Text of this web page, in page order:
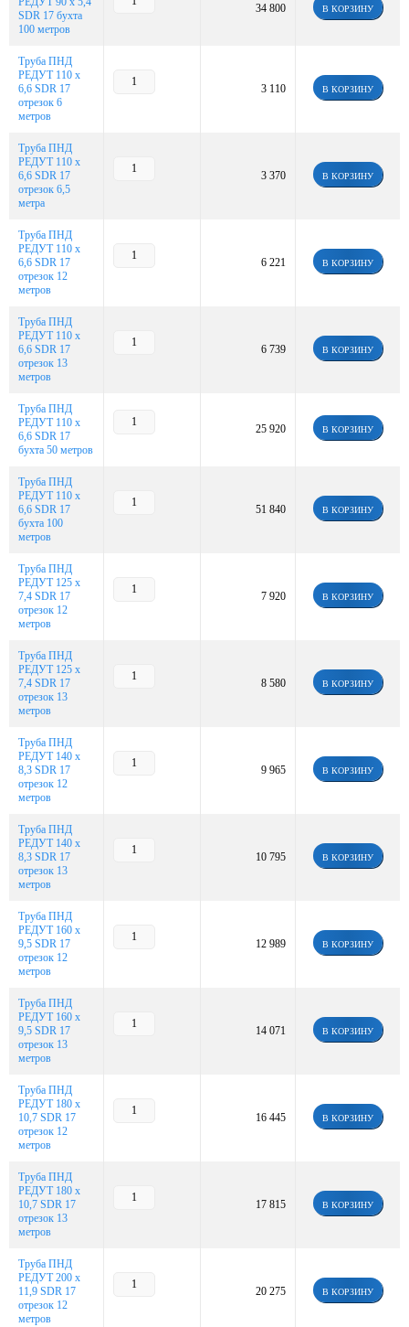
SDR 17 бухта
100 метров
34 800 В КОРЗИНУ
Труба ПНД
РЕДУТ 110 х
6,6 SDR 17
отрезок 6
метров
3 110 В КОРЗИНУ
Труба ПНД
РЕДУТ 110 х
6,6 SDR 17
отрезок 6,5
метра
3 370 В КОРЗИНУ
Труба ПНД
РЕДУТ 110 х
6,6 SDR 17
отрезок 12
метров
6 221 В КОРЗИНУ
Труба ПНД
РЕДУТ 110 х
6,6 SDR 17
отрезок 13
метров
6 739 В КОРЗИНУ
Труба ПНД
РЕДУТ 110 х
6,6 SDR 17
бухта 50 метров
25 920 В КОРЗИНУ
Труба ПНД
РЕДУТ 110 х
6,6 SDR 17
бухта 100
метров
51 840 В КОРЗИНУ
Труба ПНД
РЕДУТ 125 х
7,4 SDR 17
отрезок 12
метров
7 920 В КОРЗИНУ
Труба ПНД
РЕДУТ 125 х
7,4 SDR 17
отрезок 13
метров
8 580 В КОРЗИНУ
Труба ПНД
РЕДУТ 140 х
8,3 SDR 17
отрезок 12
метров
9 965 В КОРЗИНУ
Труба ПНД
РЕДУТ 140 х
8,3 SDR 17
отрезок 13
метров
10 795 В КОРЗИНУ
Труба ПНД
РЕДУТ 160 х
9,5 SDR 17
отрезок 12
метров
12 989 В КОРЗИНУ
Труба ПНД
РЕДУТ 160 х
9,5 SDR 17
отрезок 13
метров
14 071 В КОРЗИНУ
Труба ПНД
РЕДУТ 180 х
10,7 SDR 17
отрезок 12
метров
16 445 В КОРЗИНУ
Труба ПНД
РЕДУТ 180 х
10,7 SDR 17
отрезок 13
метров
17 815 В КОРЗИНУ
Труба ПНД
РЕДУТ 200 х
11,9 SDR 17
отрезок 12
метров
20 275 В КОРЗИНУ